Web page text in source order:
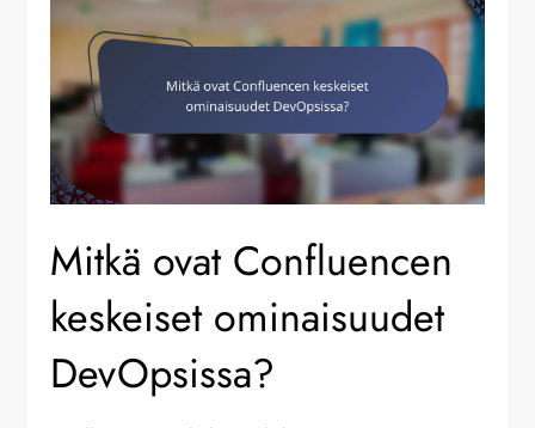
Mitkä ovat Confluencen
keskeiset ominaisuudet
DevOpsissa?